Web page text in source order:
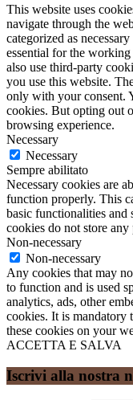
This website uses
navigate through the
categorized as
essential for the
also use third-party
you use this website.
only with your consent.
cookies. But opting out
browsing experience.
Necessary
Necessary
Sempre abilitato
Necessary cookies are
function properly. This
basic functionalities and
cookies do not store
Non-necessary
Non-necessary
Any cookies that may
to function and is used
analytics, ads, other
cookies. It is mandatory
these cookies on your
ACCETTA E SALVA
Iscrivi alla nostra